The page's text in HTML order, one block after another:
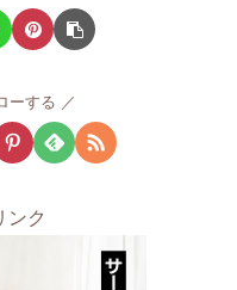
ーする
ンク